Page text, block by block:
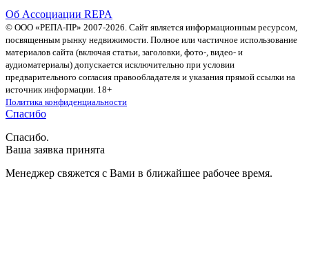
Об Ассоциации REPA
© ООО «РЕПА-ПР» 2007-2026. Сайт является информационным ресурсом,
посвященным рынку недвижимости. Полное или частичное использование
материалов сайта (включая статьи, заголовки, фото-, видео- и
аудиоматериалы) допускается исключительно при условии
предварительного согласия правообладателя и указания прямой ссылки на
источник информации. 18+
Политика конфиденциальности
Спасибо
Спасибо.
Ваша заявка принята
Менеджер свяжется с Вами в ближайшее рабочее время.